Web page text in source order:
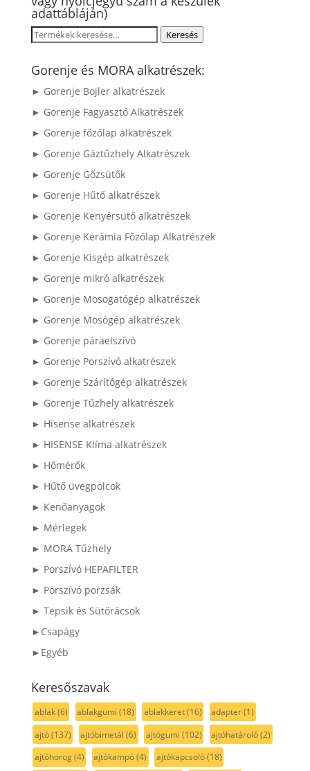
adattábláján)
Keresés
következőre:
Keresés
Gorenje és MORA alkatrészek:
► Gorenje Bojler alkatrészek
► Gorenje Fagyasztó Alkatrészek
► Gorenje főzőlap alkatrészek
► Gorenje Gáztűzhely Alkatrészek
► Gorenje Gőzsütők
► Gorenje Hűtő alkatrészek
► Gorenje Kenyérsütő alkatrészek
► Gorenje Kerámia Főzőlap Alkatrészek
► Gorenje Kisgép alkatrészek
► Gorenje mikró alkatrészek
► Gorenje Mosogatógép alkatrészek
► Gorenje Mosógép alkatrészek
► Gorenje páraelszívó
► Gorenje Porszívó alkatrészek
► Gorenje Szárítógép alkatrészek
► Gorenje Tűzhely alkatrészek
► Hisense alkatrészek
► HISENSE Klíma alkatrészek
► Hőmérők
► Hűtő üvegpolcok
► Kenőanyagok
► Mérlegek
► MORA Tűzhely
► Porszívó HEPAFILTER
► Porszívó porzsák
► Tepsik és Sütőrácsok
►Csapágy
►Egyéb
Keresőszavak
ablak(6) ablakgumi (18) ablakkeret(16) adapter(1)
ajtó(137) ajtóbimetál (6) ajtógumi (102) ajtóhatároló(2)
ajtóhorog(4) ajtókampó(4) ajtókapcsoló(18)